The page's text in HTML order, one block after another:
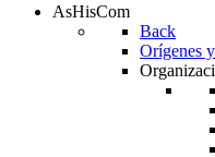
AsHisCom
Back
Orígenes